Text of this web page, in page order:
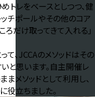
トレをベースとしつつ、健
チポールやその他のコア
ろだけ取ってきて入れる」
、JCCAのメソッドはその
と思います。自主開催レ
メソッドとして利用し、
役立ちました。